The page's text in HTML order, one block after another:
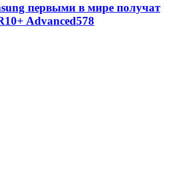
первыми в мире получат
Advanced578